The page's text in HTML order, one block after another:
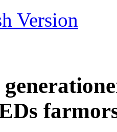
Version